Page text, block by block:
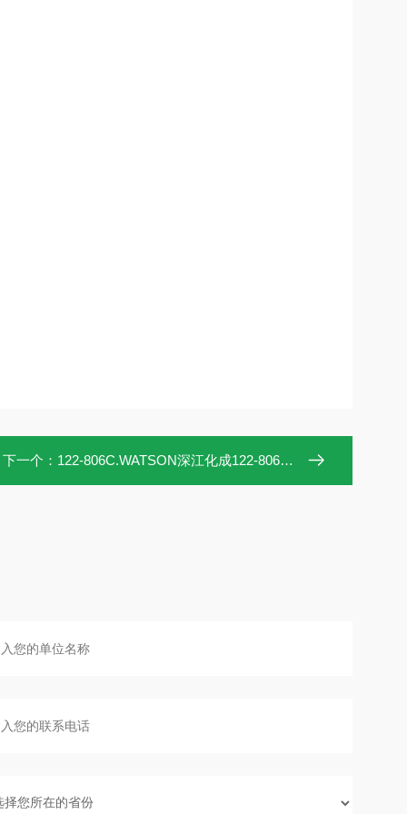
下一个： 122-806C.WATSON深江化成122-806C移液器吸头1000μL